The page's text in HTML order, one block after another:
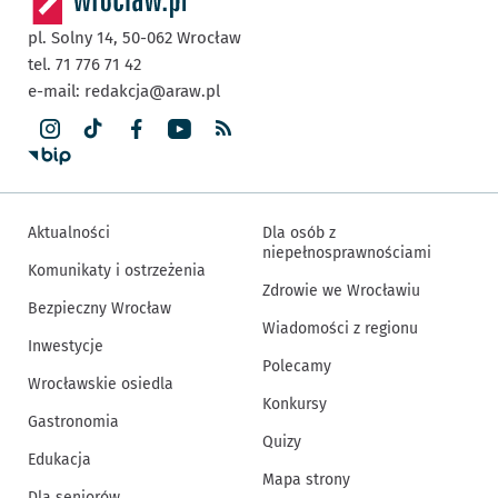
pl. Solny 14, 50-062 Wrocław
tel. 71 776 71 42
e-mail: redakcja@araw.pl
Aktualności
Komunikaty i ostrzeżenia
Bezpieczny Wrocław
Inwestycje
Wrocławskie osiedla
Gastronomia
Edukacja
Dla osób z
niepełnosprawnościami
Zdrowie we Wrocławiu
Wiadomości z regionu
Polecamy
Konkursy
Quizy
Mapa strony